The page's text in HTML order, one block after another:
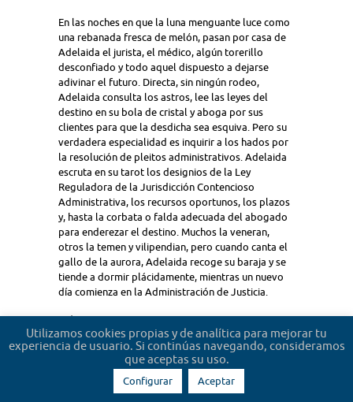
En las noches en que la luna menguante luce como
una rebanada fresca de melón, pasan por casa de
Adelaida el jurista, el médico, algún torerillo
desconfiado y todo aquel dispuesto a dejarse
adivinar el futuro. Directa, sin ningún rodeo,
Adelaida consulta los astros, lee las leyes del
destino en su bola de cristal y aboga por sus
clientes para que la desdicha sea esquiva. Pero su
verdadera especialidad es inquirir a los hados por
la resolución de pleitos administrativos. Adelaida
escruta en su tarot los designios de la Ley
Reguladora de la Jurisdicción Contencioso
Administrativa, los recursos oportunos, los plazos
y, hasta la corbata o falda adecuada del abogado
para enderezar el destino. Muchos la veneran,
otros la temen y vilipendian, pero cuando canta el
gallo de la aurora, Adelaida recoge su baraja y se
tiende a dormir plácidamente, mientras un nuevo
día comienza en la Administración de Justicia.
Utilizamos cookies propias y de analítica para mejorar tu
experiencia de usuario. Si continúas navegando, consideramos
que aceptas su uso.
Configurar Aceptar